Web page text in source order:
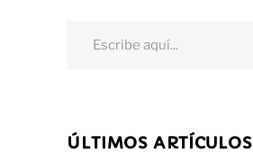
ÚLTIMOS ARTÍCULOS